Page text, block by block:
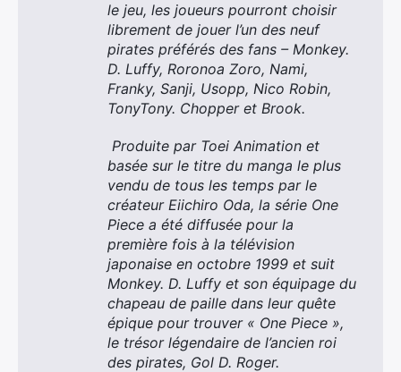
le jeu, les joueurs pourront choisir
librement de jouer l’un des neuf
pirates préférés des fans – Monkey.
D. Luffy, Roronoa Zoro, Nami,
Franky, Sanji, Usopp, Nico Robin,
TonyTony. Chopper et Brook.
Produite par Toei Animation et
basée sur le titre du manga le plus
vendu de tous les temps par le
créateur Eiichiro Oda, la série One
Piece a été diffusée pour la
première fois à la télévision
japonaise en octobre 1999 et suit
Monkey. D. Luffy et son équipage du
chapeau de paille dans leur quête
épique pour trouver « One Piece »,
le trésor légendaire de l’ancien roi
des pirates, Gol D. Roger.